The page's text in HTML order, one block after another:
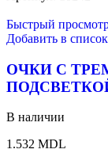
Быстрый
Добавить в
ОЧКИ С
В наличии
1.532 MDL